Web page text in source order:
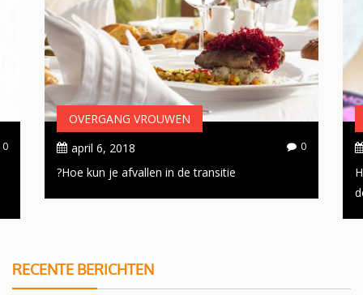
OVERGANG VROUWEN
april 6, 2018
0
Hoe kun je afvallen in de transitie?
0
RECENTE BERICHTEN